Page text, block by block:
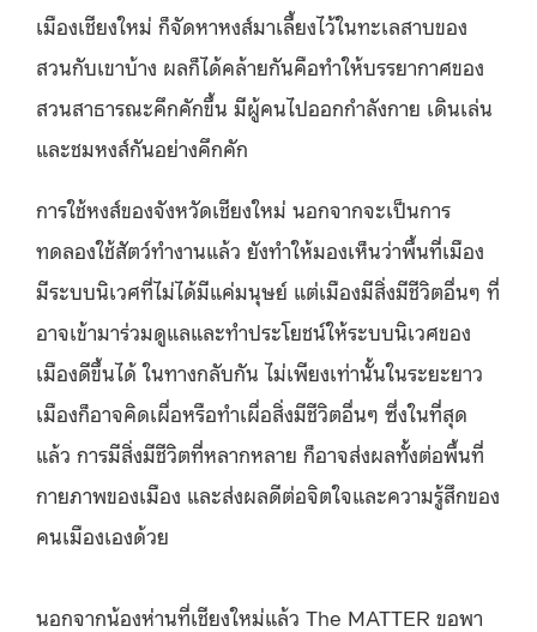
เมืองเชียงใหม่ ก็จัดหาหงส์มาเลี้ยงไว้ในทะเลสาบของ
สวนกับเขาบ้าง ผลก็ได้คล้ายกันคือทำให้บรรยากาศของ
สวนสาธารณะคึกคักขึ้น มีผู้คนไปออกกำลังกาย เดินเล่น
และชมหงส์กันอย่างคึกคัก
การใช้หงส์ของจังหวัดเชียงใหม่ นอกจากจะเป็นการ
ทดลองใช้สัตว์ทำงานแล้ว ยังทำให้มองเห็นว่าพื้นที่เมือง
มีระบบนิเวศที่ไม่ได้มีแค่มนุษย์ แต่เมืองมีสิ่งมีชีวิตอื่นๆ ที่
อาจเข้ามาร่วมดูแลและทำประโยชน์ให้ระบบนิเวศของ
เมืองดีขึ้นได้ ในทางกลับกัน ไม่เพียงเท่านั้นในระยะยาว
เมืองก็อาจคิดเผื่อหรือทำเผื่อสิ่งมีชีวิตอื่นๆ ซึ่งในที่สุด
แล้ว การมีสิ่งมีชีวิตที่หลากหลาย ก็อาจส่งผลทั้งต่อพื้นที่
กายภาพของเมือง และส่งผลดีต่อจิตใจและความรู้สึกของ
คนเมืองเองด้วย
นอกจากน้องห่านที่เชียงใหม่แล้ว The MATTER ขอพา